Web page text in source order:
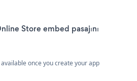
Store embed pasajını
once you create your app